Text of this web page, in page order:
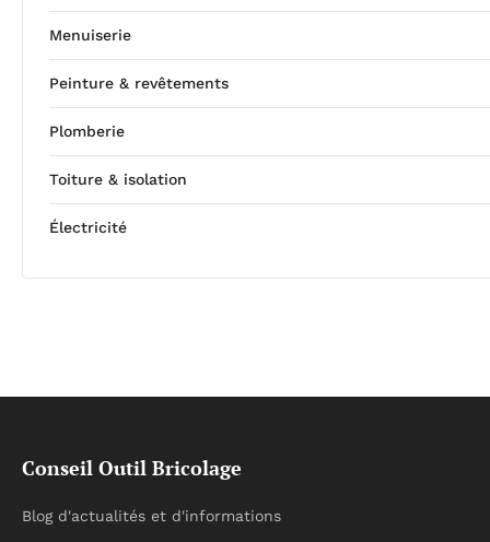
Menuiserie
Peinture & revêtements
Plomberie
Toiture & isolation
Électricité
Conseil Outil Bricolage
Blog d'actualités et d'informations